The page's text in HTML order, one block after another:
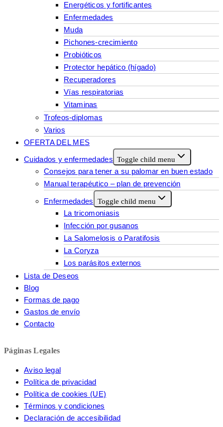
Energéticos y fortificantes
Enfermedades
Muda
Pichones-crecimiento
Probióticos
Protector hepático (hígado)
Recuperadores
Vías respiratorias
Vitaminas
Trofeos-diplomas
Varios
OFERTA DEL MES
Cuidados y enfermedades Toggle child menu
Consejos para tener a su palomar en buen estado
Manual terapéutico – plan de prevención
Enfermedades Toggle child menu
La tricomoniasis
Infección por gusanos
La Salomelosis o Paratifosis
La Coryza
Los parásitos externos
Lista de Deseos
Blog
Formas de pago
Gastos de envío
Contacto
Páginas Legales
Aviso legal
Política de privacidad
Política de cookies (UE)
Términos y condiciones
Declaración de accesibilidad